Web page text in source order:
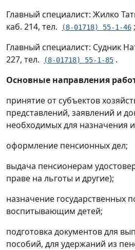
Главный специалист: Жилко
каб. 214, тел.
(8-01718) 55-1-46 ;
Главный специалист: Судник
227, тел.
(8-01718) 55-1-85 .
Основные направления
принятие от субъектов
представлений, заявлений и
необходимых для назначения
оформление пенсионных дел;
выдача пенсионерам
праве на льготы и другие);
назначение государственных
воспитывающим детей;
подготовка документов для
пособий, для удержаний из